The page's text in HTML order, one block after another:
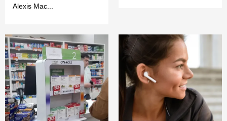
Alexis Mac...